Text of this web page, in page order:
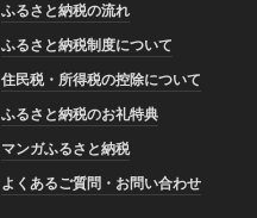
ふるさと納税の流れ
ふるさと納税制度について
住民税・所得税の控除について
ふるさと納税のお礼特典
マンガふるさと納税
よくあるご質問・お問い合わせ